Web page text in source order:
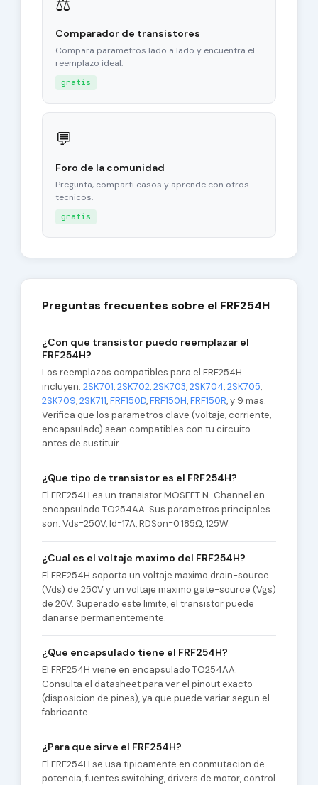
⚖
Comparador de transistores
Compara parametros lado a lado y encuentra el
reemplazo ideal.
gratis
💬
Foro de la comunidad
Pregunta, comparti casos y aprende con otros
tecnicos.
gratis
Preguntas frecuentes sobre el FRF254H
¿Con que transistor puedo reemplazar el
FRF254H?
Los reemplazos compatibles para el FRF254H
incluyen: 2SK701,2SK702,2SK703,2SK704,2SK705,
2SK709,2SK711,FRF150D,FRF150H,FRF150R, y 9 mas.
Verifica que los parametros clave (voltaje, corriente,
encapsulado) sean compatibles con tu circuito
antes de sustituir.
¿Que tipo de transistor es el FRF254H?
El FRF254H es un transistor MOSFET N-Channel en
encapsulado TO254AA. Sus parametros principales
son: Vds=250V, Id=17A, RDSon=0.185Ω, 125W.
¿Cual es el voltaje maximo del FRF254H?
El FRF254H soporta un voltaje maximo drain-source
(Vds) de 250V y un voltaje maximo gate-source (Vgs)
de 20V. Superado este limite, el transistor puede
danarse permanentemente.
¿Que encapsulado tiene el FRF254H?
El FRF254H viene en encapsulado TO254AA.
Consulta el datasheet para ver el pinout exacto
(disposicion de pines), ya que puede variar segun el
fabricante.
¿Para que sirve el FRF254H?
El FRF254H se usa tipicamente en conmutacion de
potencia, fuentes switching, drivers de motor, control